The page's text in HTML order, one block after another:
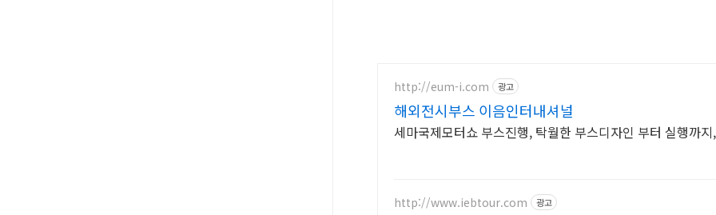
http://eum-i.com 광고
해외전시부스 이음인터내셔널
세마국제모터쇼 부스진행, 탁월한 부스디자인 부터 실행까
http://www.iebtour.com 광고